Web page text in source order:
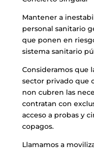
Mantener a
personal sanitario
que ponen en
sistema sanitario
Consideramos que
sector privado que
non cubren las
contratan con
acceso a probas y
copagos.
Llamamos a